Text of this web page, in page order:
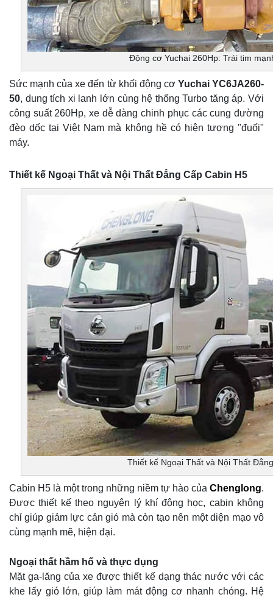
Động cơ Yuchai 260Hp: Trái tim
Sức mạnh của xe đến từ khối động cơ Yuchai YC6JA260-
50, dung tích xi lanh lớn cùng hệ thống Turbo tăng áp. Với
công suất 260Hp, xe dễ dàng chinh phục các cung đường
đèo dốc tại Việt Nam mà không hề có hiện tượng "đuối"
máy.
Thiết kế Ngoại Thất và Nội Thất Đẳng Cấp Cabin H5
Thiết kế Ngoại Thất và Nội Thất
Cabin H5 là một trong những niềm tự hào của Chenglong.
Được thiết kế theo nguyên lý khí động học, cabin không
chỉ giúp giảm lực cản gió mà còn tạo nên một diện mạo vô
cùng mạnh mẽ, hiện đại.
Ngoại thất hầm hố và thực dụng
Mặt ga-lăng của xe được thiết kế dạng thác nước với các
khe lấy gió lớn, giúp làm mát động cơ nhanh chóng. Hệ